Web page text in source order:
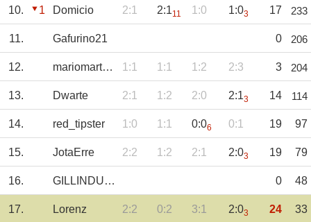
10. 1 Domicio 2:1 2:111 1:0 1:03 17 233
11. Gafurino21 0 206
12. mariomartins 1:1 1:1 1:2 2:3 3 204
13. Dwarte 2:1 1:2 2:0 2:13 14 114
14. red_tipster 1:0 1:1 0:06 0:1 19 97
15. JotaErre 2:2 1:2 2:1 2:03 19 79
16. GILLINDUUU 0 48
17. Lorenz 2:2 0:2 3:1 2:03 24 33